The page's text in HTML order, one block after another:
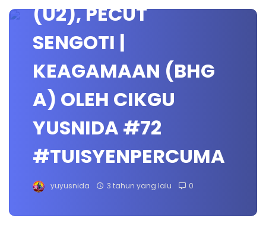
(U2), PECUT
SENGOTI |
KEAGAMAAN (BHG
A) OLEH CIKGU
YUSNIDA #72
#TUISYENPERCUMA
yuyusnida 3 tahun yang lalu 0